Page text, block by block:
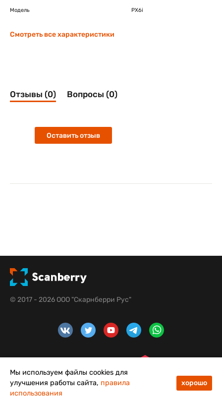
Модель PX6i
Смотреть все характеристики
Отзывы (0) Вопросы (0)
Оставить отзыв
© 2017 - 2026 ООО "Скарнберри Рус"
4,8
Мы используем файлы cookies для
улучшения работы сайта, правила
использования
хорошо